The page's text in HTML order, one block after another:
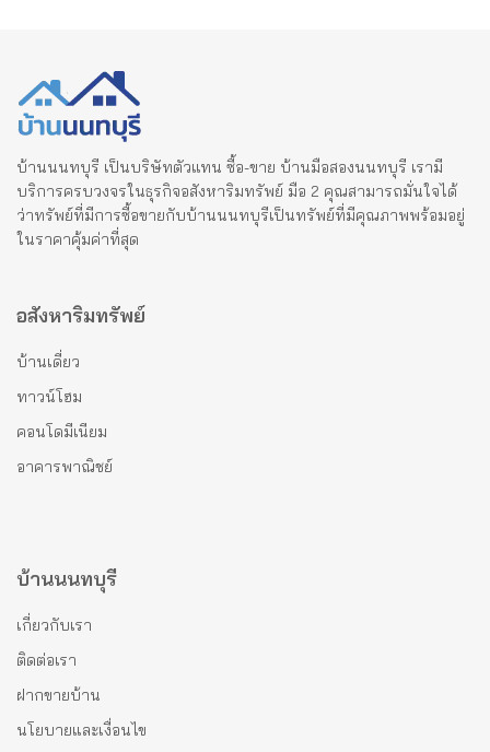
บ้านนนทบุรี เป็นบริษัทตัวแทน ซื้อ-ขาย บ้านมือสองนนทบุรี เรามี
บริการครบวงจรในธุรกิจอสังหาริมทรัพย์ มือ 2 คุณสามารถมั่นใจได้
ว่าทรัพย์ที่มีการซื้อขายกับบ้านนนทบุรีเป็นทรัพย์ที่มีคุณภาพพร้อมอยู่
ในราคาคุ้มค่าที่สุด
อสังหาริมทรัพย์
บ้านเดี่ยว
ทาวน์โฮม
คอนโดมีเนียม
อาคารพาณิชย์
บ้านนนทบุรี
เกี่ยวกับเรา
ติดต่อเรา
ฝากขายบ้าน
นโยบายและเงื่อนไข